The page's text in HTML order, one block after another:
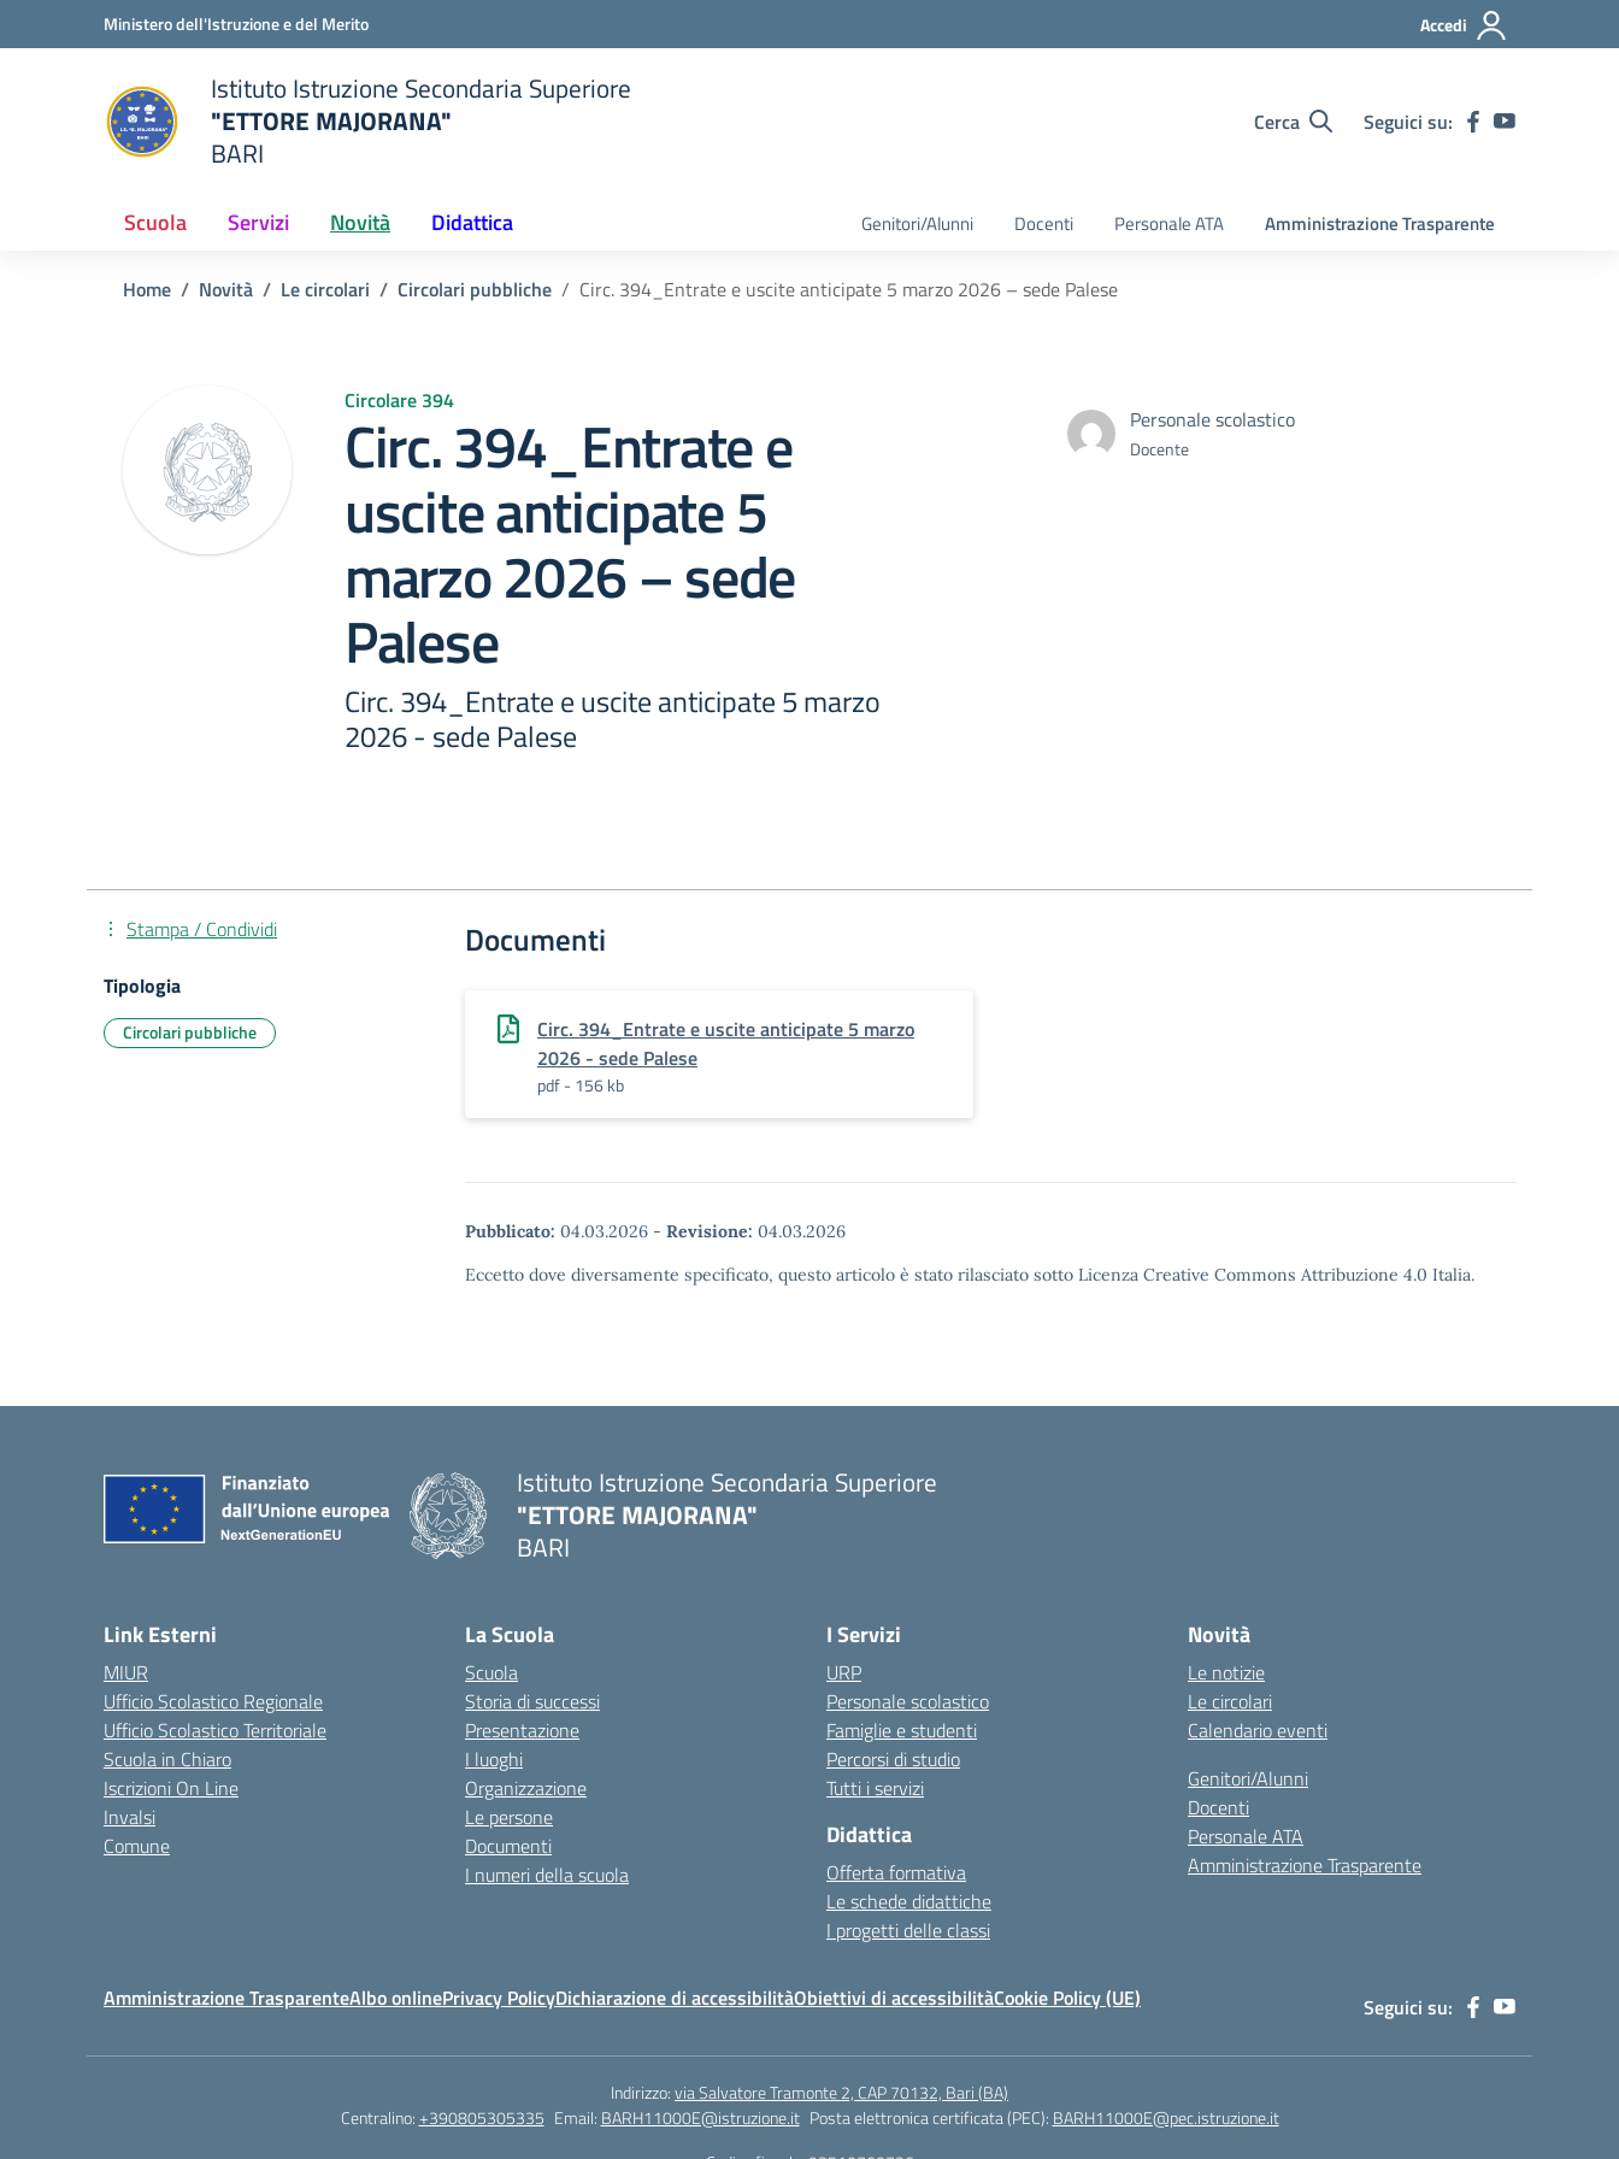
Vai ai contenuti
Vai al menu di navigazioneMinistero dell'Istruzione e del Merito Accedi
scuola
Istituto Istruzione Secondaria Superiore
"ETTORE MAJORANA"
BARI
Cerca Seguici su:
Scuola Servizi Novità Didattica Genitori/Alunni Docenti Personale ATA Amministrazione Trasparente
Home Novità Le circolari Circolari pubbliche Circ. 394_Entrate e uscite anticipate 5 marzo 2026 – sede Palese
Circolare 394
Circ. 394_Entrate e
uscite anticipate 5
marzo 2026 – sede
Palese
Circ. 394_Entrate e uscite anticipate 5 marzo
2026 - sede Palese
Personale scolastico
Docente
Documenti
Circ. 394_Entrate e uscite anticipate 5 marzo
2026 - sede Palese
pdf - 156 kb
Pubblicato: 04.03.2026 - Revisione: 04.03.2026
Eccetto dove diversamente specificato, questo articolo è stato rilasciato sotto Licenza Creative Commons Attribuzione 4.0 Italia.
Stampa / Condividi
Tipologia
Circolari pubbliche
Istituto Istruzione Secondaria Superiore
"ETTORE MAJORANA"
BARI
Link Esterni
MIUR
Ufficio Scolastico Regionale
Ufficio Scolastico Territoriale
Scuola in Chiaro
Iscrizioni On Line
Invalsi
Comune
La Scuola
Scuola
Storia di successi
Presentazione
I luoghi
Organizzazione
Le persone
Documenti
I numeri della scuola
I Servizi
URP
Personale scolastico
Famiglie e studenti
Percorsi di studio
Tutti i servizi
Didattica
Offerta formativa
Le schede didattiche
I progetti delle classi
Novità
Le notizie
Le circolari
Calendario eventi
Genitori/Alunni
Docenti
Personale ATA
Amministrazione Trasparente
Amministrazione TrasparenteAlbo onlinePrivacy PolicyDichiarazione di accessibilitàObiettivi di accessibilitàCookie Policy (UE) Seguici su:
Indirizzo:via Salvatore Tramonte 2, CAP 70132, Bari (BA)
Centralino:+390805305335 Email: BARH11000E@istruzione.it Posta elettronica certificata (PEC): BARH11000E@pec.istruzione.it